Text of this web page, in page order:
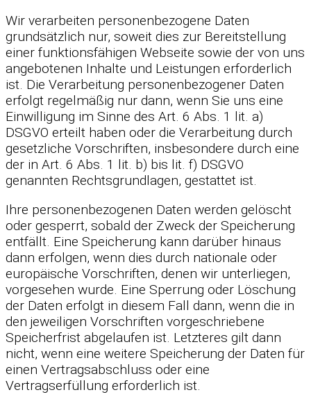
Wir verarbeiten personenbezogene Daten
grundsätzlich nur, soweit dies zur Bereitstellung
einer funktionsfähigen Webseite sowie der von uns
angebotenen Inhalte und Leistungen erforderlich
ist. Die Verarbeitung personenbezogener Daten
erfolgt regelmäßig nur dann, wenn Sie uns eine
Einwilligung im Sinne des Art. 6 Abs. 1 lit. a)
DSGVO erteilt haben oder die Verarbeitung durch
gesetzliche Vorschriften, insbesondere durch eine
der in Art. 6 Abs. 1 lit. b) bis lit. f) DSGVO
genannten Rechtsgrundlagen, gestattet ist.
Ihre personenbezogenen Daten werden gelöscht
oder gesperrt, sobald der Zweck der Speicherung
entfällt. Eine Speicherung kann darüber hinaus
dann erfolgen, wenn dies durch nationale oder
europäische Vorschriften, denen wir unterliegen,
vorgesehen wurde. Eine Sperrung oder Löschung
der Daten erfolgt in diesem Fall dann, wenn die in
den jeweiligen Vorschriften vorgeschriebene
Speicherfrist abgelaufen ist. Letzteres gilt dann
nicht, wenn eine weitere Speicherung der Daten für
einen Vertragsabschluss oder eine
Vertragserfüllung erforderlich ist.